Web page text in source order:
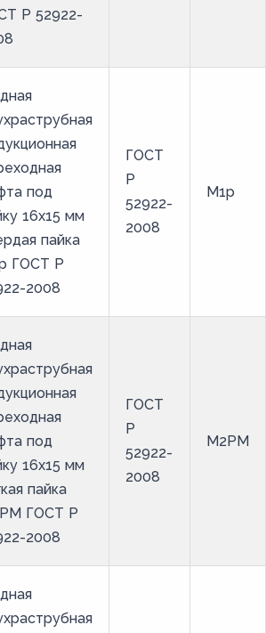
Р 52922-
под
16х15 мм
пайка
ГОСТ Р
2008
ГОСТ
Р
52922-
2008
М1р
под
16х15 мм
пайка
ГОСТ Р
2008
ГОСТ
Р
52922-
2008
М2РМ